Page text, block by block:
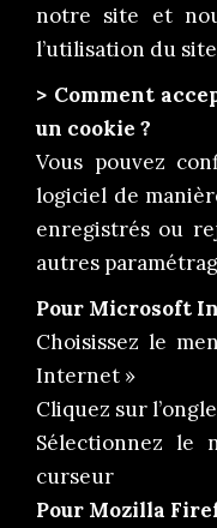
notre site et
l’utilisation du site
> Comment
un cookie ?
Vous pouvez
logiciel de
enregistrés ou
autres
Pour Microsoft
Choisissez le
Internet »
Cliquez sur
Sélectionnez le
curseur
Pour Mozilla